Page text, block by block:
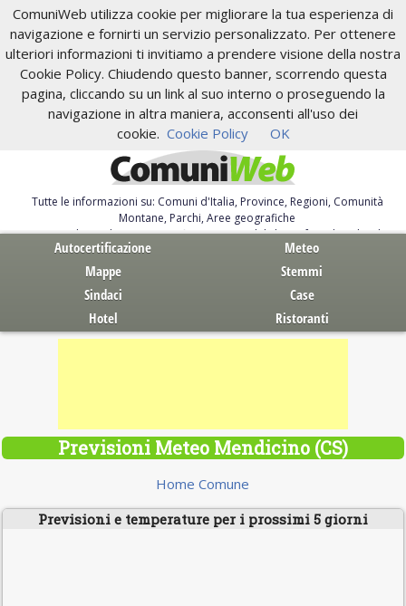
ComuniWeb utilizza cookie per migliorare la tua esperienza di
navigazione e fornirti un servizio personalizzato. Per ottenere
ulteriori informazioni ti invitiamo a prendere visione della nostra
Cookie Policy. Chiudendo questo banner, scorrendo questa
pagina, cliccando su un link al suo interno o proseguendo la
navigazione in altra maniera, acconsenti all'uso dei
cookie. Cookie Policy OK
Tutte le informazioni su: Comuni d'Italia, Province, Regioni, Comunità
Montane, Parchi, Aree geografiche
Servizi al Cittadino. Autocertificazione, moduli, leggi, free download
Autocertificazione
Meteo
Mappe
Stemmi
Sindaci
Case
Hotel
Ristoranti
Previsioni Meteo Mendicino (CS)
Home Comune
Previsioni e temperature per i prossimi 5 giorni